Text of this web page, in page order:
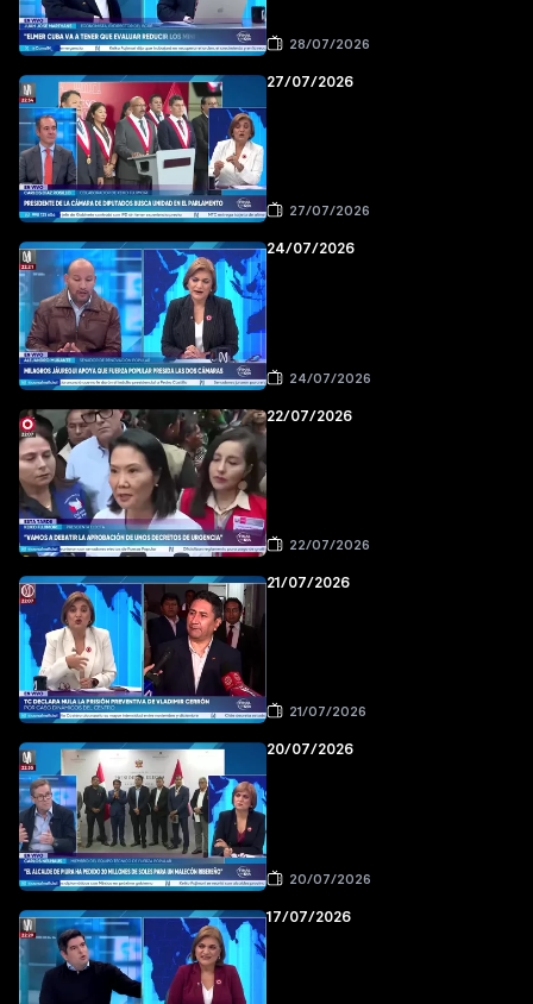
28/07/2026
27/07/2026
27/07/2026
24/07/2026
24/07/2026
22/07/2026
22/07/2026
21/07/2026
21/07/2026
20/07/2026
20/07/2026
17/07/2026